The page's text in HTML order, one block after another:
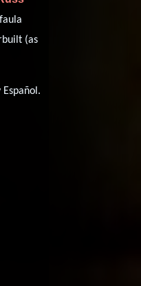
(as
Español .